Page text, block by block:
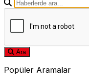
Ara
Popüler Aramalar